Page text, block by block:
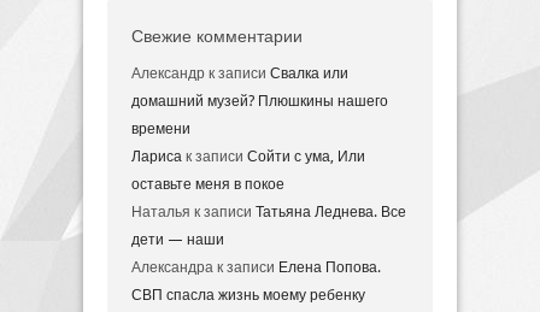
Свежие комментарии
Александр к записи Свалка или
домашний музей? Плюшкины нашего
времени
Лариса к записи Сойти с ума, Или
оставьте меня в покое
Наталья к записи Татьяна Леднева. Все
дети — наши
Александра к записи Елена Попова.
СВП спасла жизнь моему ребенку